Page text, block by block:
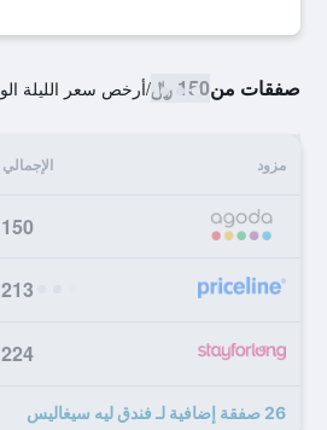
صفقات من150 ﷼ /أرخص سعر الليلة
مزود
150 ﷼
213 ﷼
224 ﷼
26 صفقة إضافية لـ فندق ليه سيغاليس